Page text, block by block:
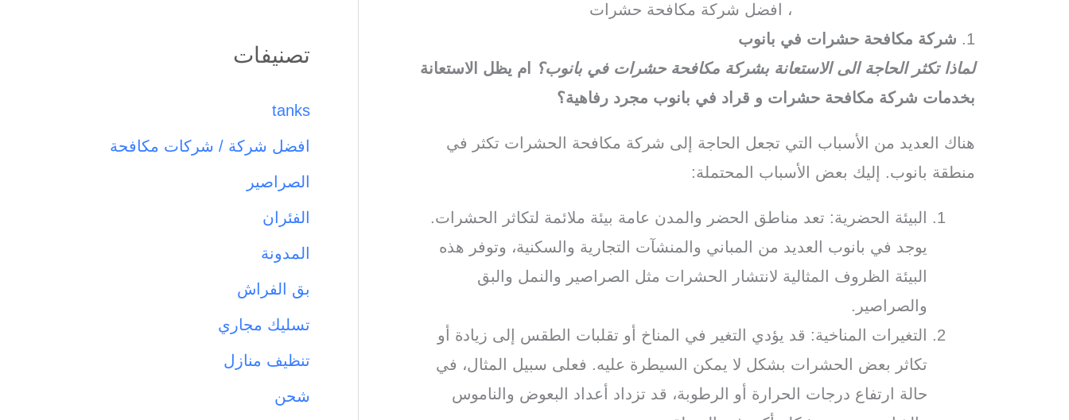
، افضل شركة مكافحة حشرات
1.
شركة مكافحة حشرات في بانوب
لماذا تكثر الحاجة الى الاستعانة بشركة مكافحة حشرات في بانوب؟
ام يظل الاستعانة
بخدمات شركة مكافحة حشرات و قراد في بانوب مجرد رفاهية؟
هناك العديد من الأسباب التي تجعل الحاجة إلى شركة مكافحة الحشرات تكثر في
منطقة بانوب. إليك بعض الأسباب المحتملة:
البيئة الحضرية: تعد مناطق الحضر والمدن عامة بيئة ملائمة لتكاثر الحشرات.
يوجد في بانوب العديد من المباني والمنشآت التجارية والسكنية، وتوفر هذه
البيئة الظروف المثالية لانتشار الحشرات مثل الصراصير والنمل والبق
والصراصير.
التغيرات المناخية: قد يؤدي التغير في المناخ أو تقلبات الطقس إلى زيادة أو
تكاثر بعض الحشرات بشكل لا يمكن السيطرة عليه. فعلى سبيل المثال، في
حالة ارتفاع درجات الحرارة أو الرطوبة، قد تزداد أعداد البعوض والناموس
تصنيفات
tanks
افضل شركة / شركات مكافحة
الصراصير
الفئران
المدونة
بق الفراش
تسليك مجاري
تنظيف منازل
شحن